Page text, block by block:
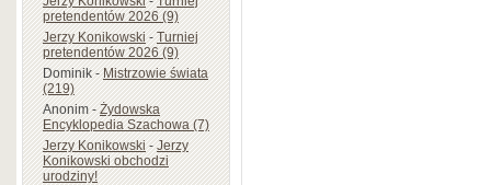
pretendentów 2026 (9)
Jerzy Konikowski-Turniej
pretendentów 2026 (9)
Dominik-Mistrzowie świata
(219)
Anonim-Żydowska
Encyklopedia Szachowa (7)
Jerzy Konikowski-Jerzy
Konikowski obchodzi
urodziny!